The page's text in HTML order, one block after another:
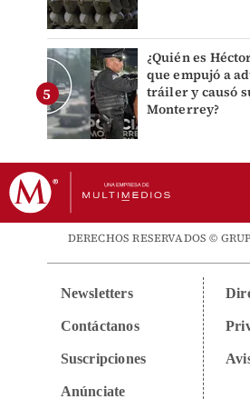
¿Quién es
que empujó a
tráiler y causó
Monterrey?
DERECHOS RESERVADOS ©
Newsletters
Contáctanos
Suscripciones
Anúnciate